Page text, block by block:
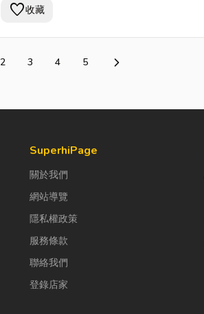
課程，各類消防法令諮詢，建築物公共安
下： (1).廠房新設消防工程(2).各類場所使
用執照及室內裝修及變更之
售
favorite收藏
2 3 4 5 下一頁
SuperhiPage
關於我們
網站導覽
隱私權政策
服務條款
聯絡我們
登錄店家